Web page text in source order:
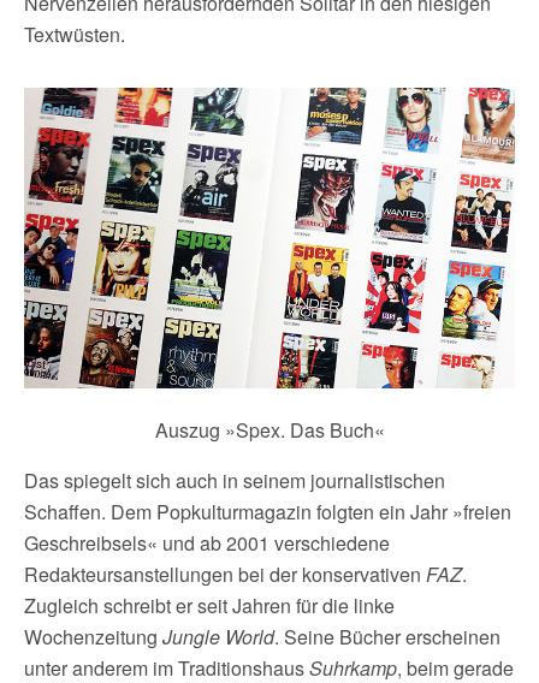
Textwüsten.
Auszug »Spex. Das Buch«
Das spiegelt sich auch in seinem journalistischen
Schaffen. Dem Popkulturmagazin folgten ein Jahr »freien
Geschreibsels« und ab 2001 verschiedene
Redakteursanstellungen bei der konservativen FAZ.
Zugleich schreibt er seit Jahren für die linke
Wochenzeitung Jungle World. Seine Bücher erscheinen
unter anderem im TraditionshausSuhrkamp, beim gerade